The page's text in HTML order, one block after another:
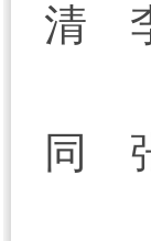
清
同